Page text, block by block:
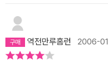
가 일쑤라네. 그러고는 그들의
게 해체되어 버리고 보면 아무
운 꼭두각시 인형에 지나지 않
버리곤 한다. 부처가 ‘나는 깨달
살다간 조르바를 만난 것은 분
아니면 어느 배우도 조르바를
소리는 전부 성우가 아닌 이치
그 배우의 목소리가 아니면 앤
엇인지 알고 있는 것은 아니
조르바 간에 오간 사건사고와
고, 그 내용은 주로 주인공인
제로 하고 있다. 작가인 나는 광
성공을 거두었다. 마침내 나
그리스인 조르바는 이미 영화
말 적격이라고 생각되는 안소
역전만루홈런 2006-